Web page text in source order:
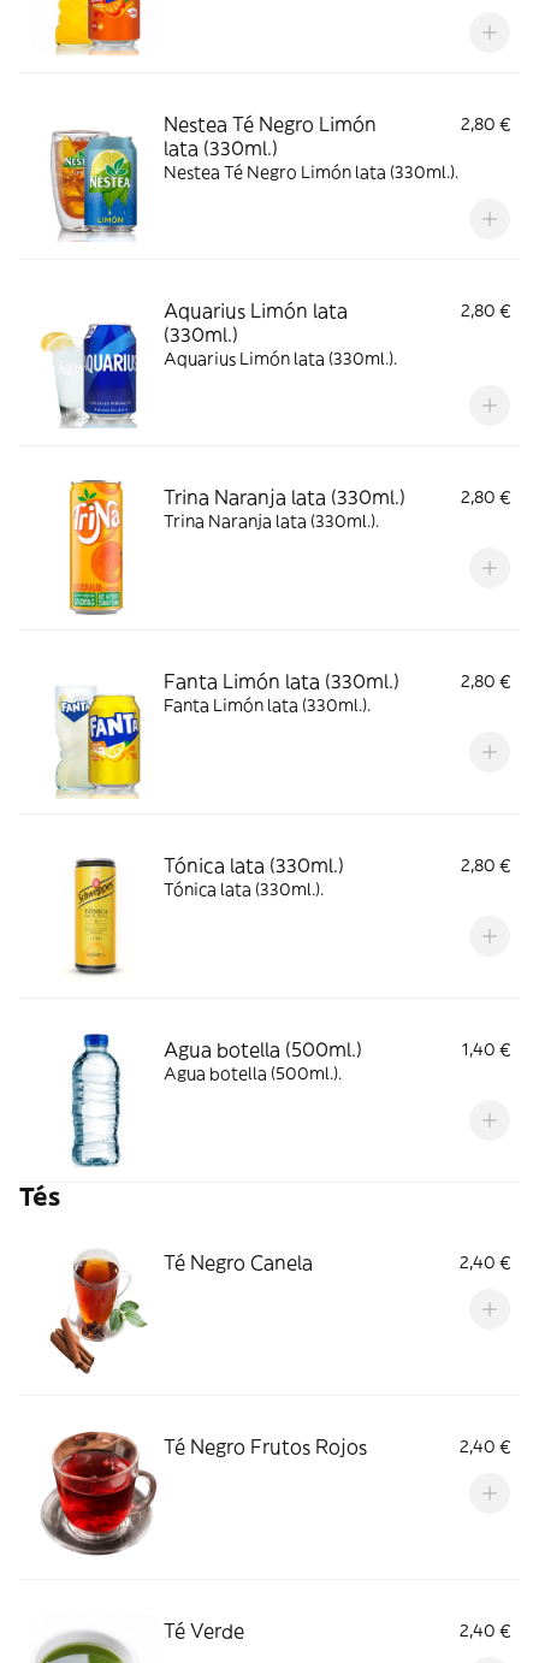
Nestea Té Negro Limón
lata (330ml.)
2,80 €
Nestea Té Negro Limón lata (330ml.).
Aquarius Limón lata
(330ml.)
2,80 €
Aquarius Limón lata (330ml.).
Trina Naranja lata (330ml.)
2,80 €
Trina Naranja lata (330ml.).
Fanta Limón lata (330ml.)
2,80 €
Fanta Limón lata (330ml.).
Tónica lata (330ml.)
2,80 €
Tónica lata (330ml.).
Agua botella (500ml.)
1,40 €
Agua botella (500ml.).
Tés
Té Negro Canela 2,40 €
Té Negro Frutos Rojos 2,40 €
Té Verde 2,40 €